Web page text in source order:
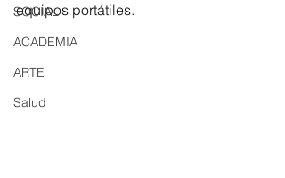
SOCIAL
ACADEMIA
ARTE
Salud
equipos portátiles.